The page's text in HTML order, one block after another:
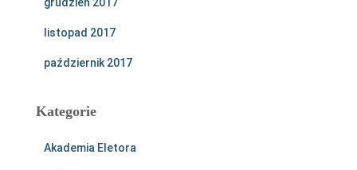
listopad 2017
październik 2017
Kategorie
Akademia Eletora